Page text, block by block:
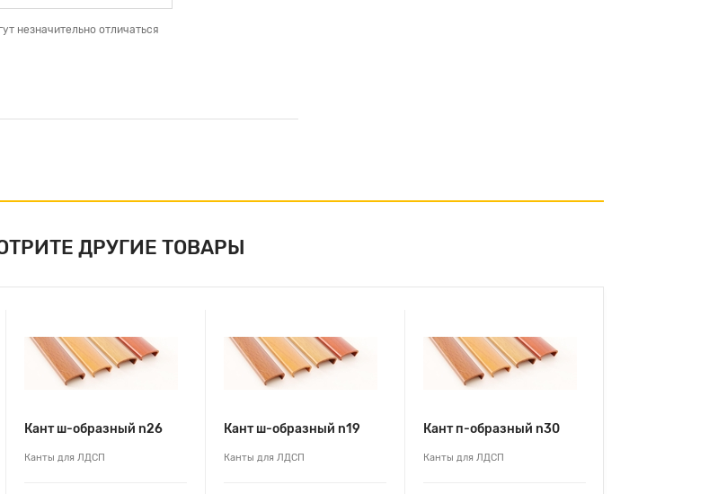
незначительно отличаться
ДРУГИЕ ТОВАРЫ
Кант ш-образный n26
Канты для ЛДСП
Кант ш-образный n19
Канты для ЛДСП
Кант п-образный n30
Канты для ЛДСП